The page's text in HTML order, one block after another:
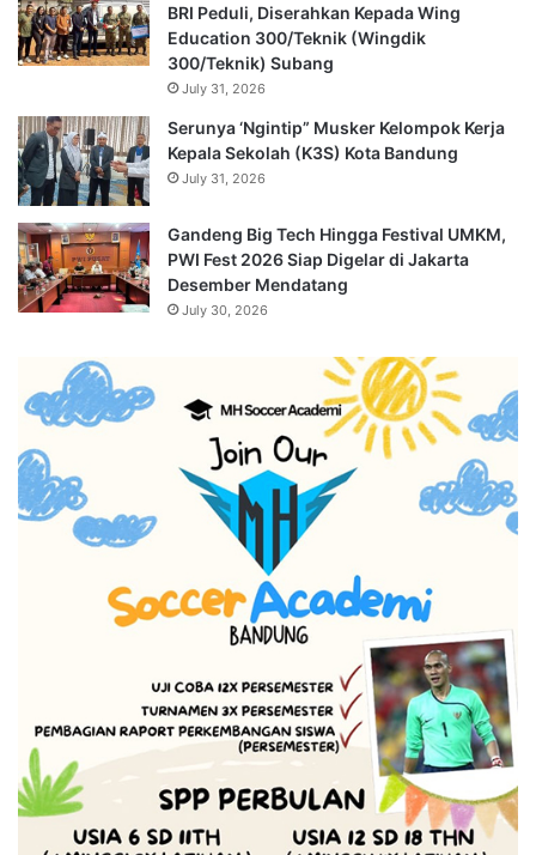
BRI Peduli, Diserahkan Kepada Wing
Education 300/Teknik (Wingdik
300/Teknik) Subang
July 31, 2026
Serunya ‘Ngintip” Musker Kelompok Kerja
Kepala Sekolah (K3S) Kota Bandung
July 31, 2026
Gandeng Big Tech Hingga Festival UMKM,
PWI Fest 2026 Siap Digelar di Jakarta
Desember Mendatang
July 30, 2026